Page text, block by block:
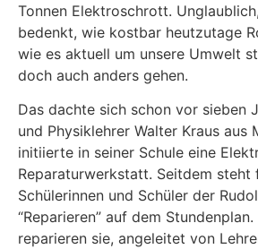
Tonnen Elektroschrott.
bedenkt, wie kostbar heutzutage
wie es aktuell um unsere Umwelt
doch auch anders gehen.
Das dachte sich schon vor sieben
und Physiklehrer Walter Kraus aus
initiierte in seiner Schule eine
Reparaturwerkstatt. Seitdem steht
Schülerinnen und Schüler der
“Reparieren” auf dem
reparieren sie, angeleitet von